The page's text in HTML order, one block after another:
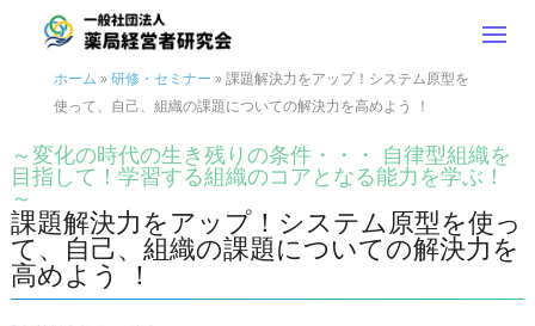
ホーム »研修・セミナー »課題解決力をアップ！システム原型を
使って、自己、組織の課題についての解決力を高めよう ！
～変化の時代の生き残りの条件・・・ 自律型組織を
目指して！学習する組織のコアとなる能力を学ぶ！
～
課題解決力をアップ！システム原型を使っ
て、自己、組織の課題についての解決力を
高めよう ！